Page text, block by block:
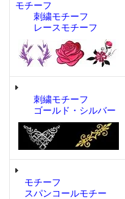
モチーフ
刺繍モチーフ
レースモチーフ
刺繍モチーフ
ゴールド・シルバー
モチーフ
スパンコールモチー